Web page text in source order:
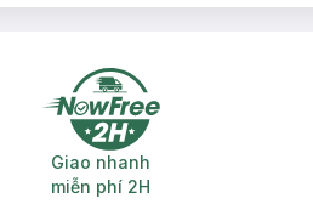
hàng Giao nhanh miễn phí 2H
Giao nhanh
miễn phí 2H